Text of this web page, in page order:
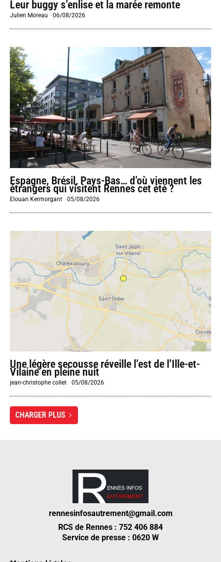
Leur buggy s’enlise et la marée remonte
Julien Moreau -06/08/2026
Espagne, Brésil, Pays-Bas… d’où viennent les
étrangers qui visitent Rennes cet été ?
Elouan Kermorgant -05/08/2026
Une légère secousse réveille l’est de l’Ille-et-
Vilaine en pleine nuit
jean-christophe collet -05/08/2026
CHARGER PLUS
rennesinfosautrement@gmail.com
RCS de Rennes : 752 406 884
Service de presse : 0620 W